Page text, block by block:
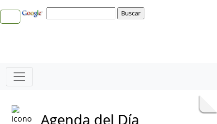
Agenda del Día